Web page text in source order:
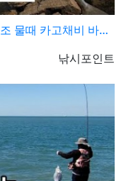
고채비 바다낚시 조황정보
등록자
낚시포인트